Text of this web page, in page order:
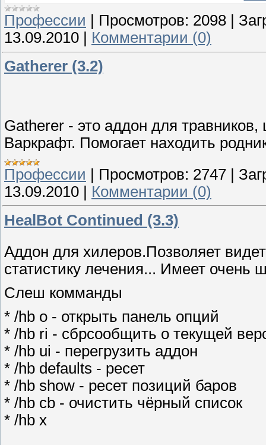
Профессии Просмотров: 2098
13.09.2010
Комментарии (0)
Gatherer (3.2)
Gatherer - это аддон для
Варкрафт. Помогает находить
Профессии
Просмотров: 2747
13.09.2010
Комментарии (0)
HealBot Continued (3.3)
Аддон для хилеров.Позволяет
статистику лечения... Имеет очень
Слеш комманды
* /hb o - открыть панель опций
* /hb ri - сбрсообщить о текущей
* /hb ui - перегрузить аддон
* /hb defaults - ресет
* /hb show - ресет позиций баров
* /hb cb - очистить чёрный список
* /hb x